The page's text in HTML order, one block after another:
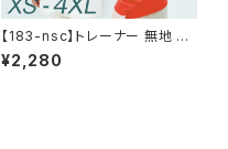
【183-nsc】トレーナー 無地 メ
ンズ レディース シンプル カジュ
アル おしゃれ 重ね着 服 スタン
¥2,280